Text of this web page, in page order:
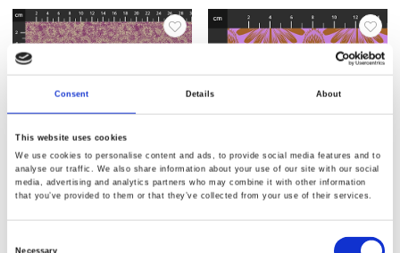
Consent Details About
This website uses cookies
We use cookies to personalise content and ads, to provide social media features and to
analyse our traffic. We also share information about your use of our site with our social
media, advertising and analytics partners who may combine it with other information
that you’ve provided to them or that they’ve collected from your use of their services.
Necessary
Artikelnummer.: 600-005
Indelible by Anna Maria Textiles
Artikelnummer.: 600-004
Indelible by Anna Maria Textiles